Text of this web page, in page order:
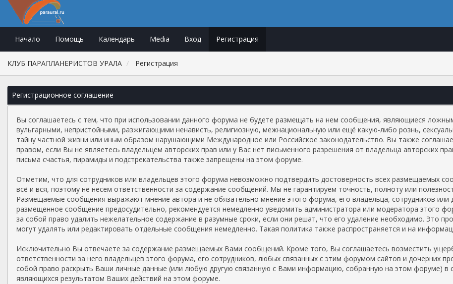
Начало Помощь Календарь Media Вход Регистрация
КЛУБ ПАРАПЛАНЕРИСТОВ УРАЛА Регистрация
Регистрационное соглашение
Вы соглашаетесь с тем, что при использовании данного форума не будете размещать на нем сообщения, являющиеся
вульгарными, непристойными, разжигающими ненависть, религиозную, межнациональную или ещё какую-либо рознь,
тайну частной жизни или иным образом нарушающими Международное или Российское законодательство. Вы также
правом, если Вы не являетесь владельцем авторских прав или у Вас нет письменного разрешения от владельца авторских
письма счастья, пирамиды и подстрекательства также запрещены на этом форуме.
Отметим, что для сотрудников или владельцев этого форума невозможно подтвердить достоверность всех размещаемых
всё и вся, поэтому не несем ответственности за содержание сообщений. Мы не гарантируем точность, полноту или
Размещаемые сообщения выражают мнение автора и не обязательно мнение этого форума, его владельца, сотрудников или
размещенное сообщение предосудительно, рекомендуется немедленно уведомить администратора или модератора этого
за собой право удалить нежелательное содержание в разумные сроки, если они решат, что его удаление необходимо. Это
могут удалять или редактировать отдельные сообщения немедленно. Такая политика также распространяется и на
Исключительно Вы отвечаете за содержание размещаемых Вами сообщений. Кроме того, Вы соглашаетесь возместить
ответственности за него владельцев этого форума, его сотрудников, любых связанных с этим форумом сайтов и дочерних
собой право раскрыть Ваши личные данные (или любую другую связанную с Вами информацию, собранную на этом форуме) в
являющихся результатом Ваших действий на этом форуме.